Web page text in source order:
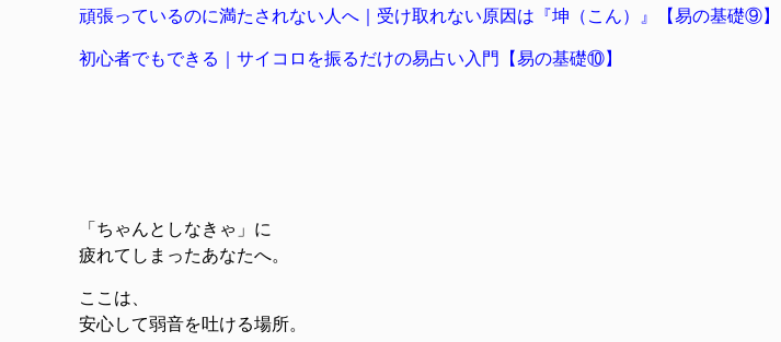
頑張っているのに満たされない人へ｜受け取れない原因は『坤（こん）』【易の基礎⑨】
初心者でもできる｜サイコロを振るだけの易占い入門【易の基礎⑩】
「ちゃんとしなきゃ」に
疲れてしまったあなたへ。
ここは、
安心して弱音を吐ける場所。